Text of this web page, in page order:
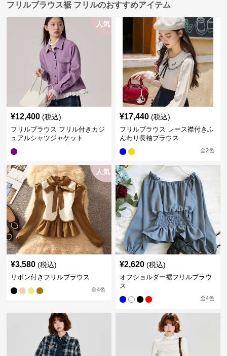
フリルブラウス裾 フリルのおすすめアイテム
人気
¥12,400 (税込)
フリルブラウス フリル付きカジ
ュアルシャツジャケット
¥17,440 (税込)
フリルブラウス レース襟付きふ
んわり長袖ブラウス
全2色
人気
¥3,580 (税込)
リボン付きフリルブラウス
全4色
¥2,620 (税込)
オフショルダー裾フリルブラウ
ス
全4色